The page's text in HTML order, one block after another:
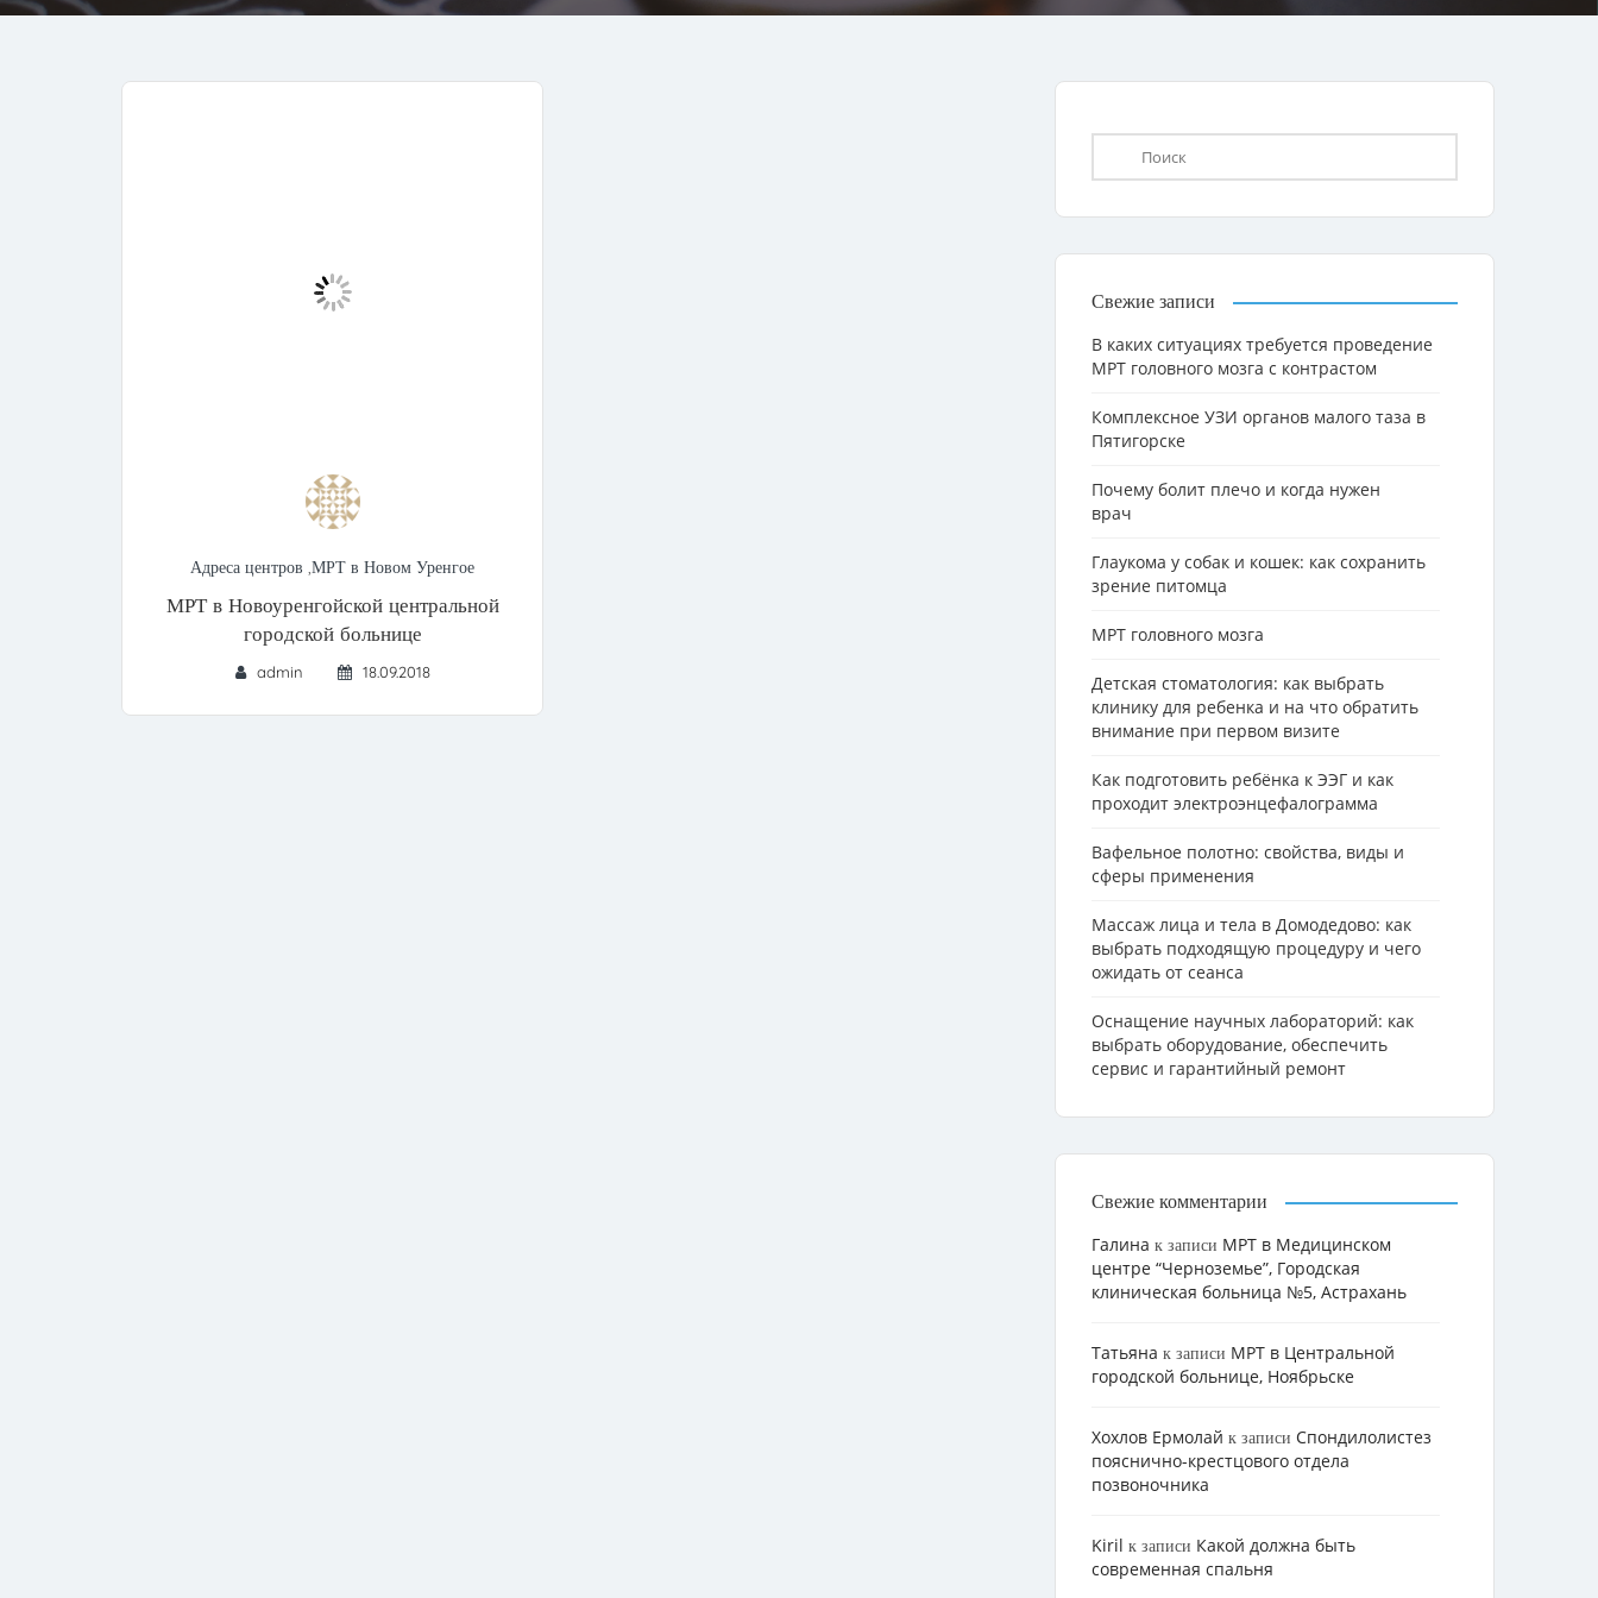
Адреса центров ,МРТ в Новом Уренгое
МРТ в Новоуренгойской центральной
городской больнице
admin 18.09.2018
Свежие записи
В каких ситуациях требуется проведение
МРТ головного мозга с контрастом
Комплексное УЗИ органов малого таза в
Пятигорске
Почему болит плечо и когда нужен
врач
Глаукома у собак и кошек: как сохранить
зрение питомца
МРТ головного мозга
Детская стоматология: как выбрать
клинику для ребенка и на что обратить
внимание при первом визите
Как подготовить ребёнка к ЭЭГ и как
проходит электроэнцефалограмма
Вафельное полотно: свойства, виды и
сферы применения
Массаж лица и тела в Домодедово: как
выбрать подходящую процедуру и чего
ожидать от сеанса
Оснащение научных лабораторий: как
выбрать оборудование, обеспечить
сервис и гарантийный ремонт
Свежие комментарии
Галина к записи МРТ в Медицинском
центре “Черноземье”, Городская
клиническая больница №5, Астрахань
Татьяна к записи МРТ в Центральной
городской больнице, Ноябрьске
Хохлов Ермолай к записи Cпондилолистез
пояснично-крестцового отдела
позвоночника
Kiril к записи Какой должна быть
современная спальня